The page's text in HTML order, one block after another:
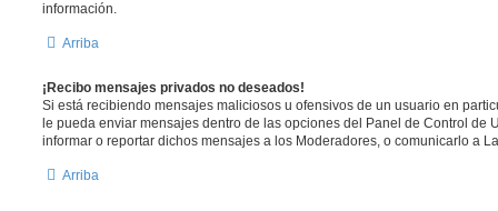
información.
Arriba
¡Recibo mensajes privados no deseados!
Si está recibiendo mensajes maliciosos u ofensivos de un usuario en
le pueda enviar mensajes dentro de las opciones del Panel de Control de
informar o reportar dichos mensajes a los Moderadores, o comunicarlo a
Arriba